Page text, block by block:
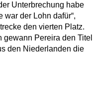
Unterbrechung habe
der Lohn dafür“,
den vierten Platz.
Pereira den Titel
den Niederlanden die